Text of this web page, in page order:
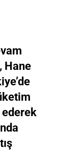
Hane